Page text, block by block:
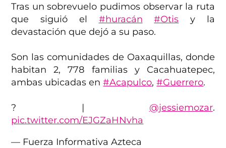
Tras un sobrevuelo pudimos observar la ruta
que siguió el #huracán #Otis y la
devastación que dejó a su paso.
Son las comunidades de Oaxaquillas, donde
habitan 2, 778 familias y Cacahuatepec,
ambas ubicadas en#Acapulco,#Guerrero.
? | @jessiemozar.
pic.twitter.com/EJGZaHNvha
— Fuerza Informativa Azteca